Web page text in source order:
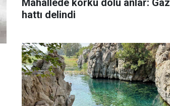
Mahallede korku dolu anlar: Gaz
hattı delindi